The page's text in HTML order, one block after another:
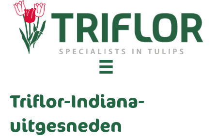
Triflor-Indiana-
uitgesneden